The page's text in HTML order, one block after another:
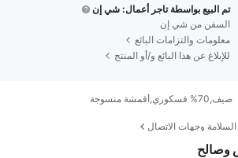
تم البيع بواسطة تاجر أعمال: شي إن
السفن من شي إن
معلومات والتزامات البائع
للإبلاغ عن هذا البائع و/أو المنتج
صيف,70% فسكوزي,أقمشة منسوجة
وجهات الاتصال
وصالح
4.85